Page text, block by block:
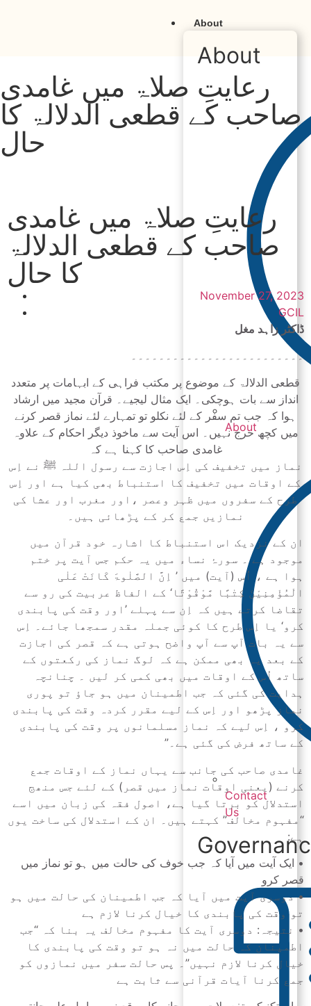
About
About
About
Contact
Us
رعایتِ صلاۃ میں غامدی
صاحب کے قطعی الدلالۃ کا
حال
رعایتِ صلاۃ میں غامدی
صاحب کے قطعی الدلالۃ
کا حال
November 27, 2023
GCIL
ڈاکٹر زاہد مغل
۔۔۔۔۔۔۔۔۔۔۔۔۔۔۔۔۔۔۔۔۔۔۔۔۔
قطعی الدلالۃ کے موضوع پر مکتب فراہی کے ابہامات پر متعدد
انداز سے بات ہوچکی۔ ایک مثال لیجیے۔ قرآن مجید میں ارشاد
ہوا کہ جب تم سفر کے لئے نکلو تو تمہارے لئے نماز قصر کرنے
میں کچھ حرج نہیں۔ اس آیت سے ماخوذ دیگر احکام کے علاوہ
غامدی صاحب کا کہنا ہے کہ
نماز میں تخفیف کی اِس اجازت سے رسول اللہ ﷺ نے اِس
کے اوقات میں تخفیف کا استنباط بھی کیا ہے اور اِس
طرح کے سفروں میں ظہر وعصر ،اور مغرب اور عشا کی
نمازیں جمع کر کے پڑھائی ہیں۔
ان کے نزدیک اس استنباط کا اشارہ خود قرآن میں
موجود ہے ۔ سورۂ نساء میں یہ حکم جس آیت پر ختم
ہوا ہے ، اُس (آیت) میں ’ اِنَّ الصَّلٰوۃَ کَانَتْ عَلٰی
الْمُؤْمِنِیْنَ کِتٰبًا مَّوْقُوْتًا‘ کے الفاظ عربیت کی رو سے
تقاضا کرتے ہیں کہ اِن سے پہلے ’اور وقت کی پابندی
کرو‘ یا اِس طرح کا کوئی جملہ مقدر سمجھا جائے۔ اِس
سے یہ بات آپ سے آپ واضح ہوتی ہے کہ قصر کی اجازت
کے بعد یہ بھی ممکن ہے کہ لوگ نماز کی رکعتوں کے
ساتھ اُس کے اوقات میں بھی کمی کر لیں ۔ چنانچہ
ہدایت کی گئی کہ جب اطمینان میں ہو جاؤ تو پوری
نماز پڑھو اور اِس کے لیے مقرر کردہ وقت کی پابندی
کرو ، اِس لیے کہ نماز مسلمانوں پر وقت کی پابندی
کے ساتھ فرض کی گئی ہے۔”
غامدی صاحب کی جانب سے یہاں نماز کے اوقات جمع
کرنے (یعنی اوقات نماز میں قصر) کے لئے جس منھج
استدلال کو برتا گیا ہے، اصول فقہ کی زبان میں اسے
“مفہوم مخالف” کہتے ہیں۔ ان کے استدلال کی ساخت یوں
ہے:
• ایک آیت میں آیا کہ جب خوف کی حالت میں ہو تو نماز میں
قصر کرو
• دوسری آیت میں آیا کہ جب اطمینان کی حالت میں ہو
تو وقت کی پابندی کا خیال کرنا لازم ہے
• نتیجہ: دوسری آیت کا مفہوم مخالف یہ بنا کہ “جب
اطمینان کہ حالت میں نہ ہو تو وقت کی پابندی کا
خیال کرنا لازم نہیں”۔ پس حالت سفر میں نمازوں کو
جمع کرنا آیات قرآنی سے ثابت ہے